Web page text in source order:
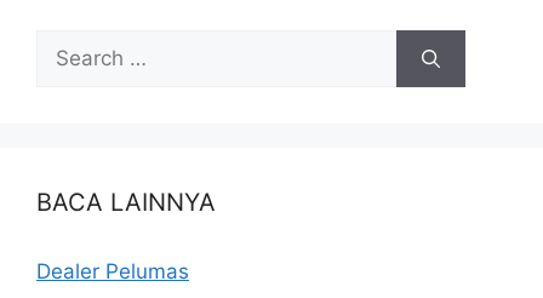
BACA LAINNYA
Dealer Pelumas